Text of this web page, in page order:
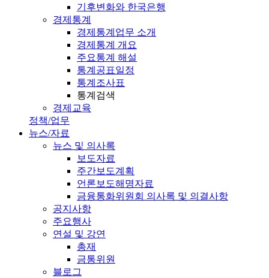
기후변화와 한국은행
경제통계
경제통계업무 소개
경제통계 개요
주요통계 해설
통계공표일정
통계조사표
통계검색
경제교육
정책/업무
뉴스/자료
뉴스 및 의사록
보도자료
주간보도계획
언론보도해명자료
금융통화위원회 의사록 및 의결사항
공지사항
주요행사
연설 및 강연
총재
금통위원
블로그